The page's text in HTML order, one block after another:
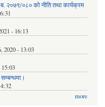
२०७९/०८० को नीति तथा कार्यक्रम
- 16:13
2020 - 13:03
15:03
more